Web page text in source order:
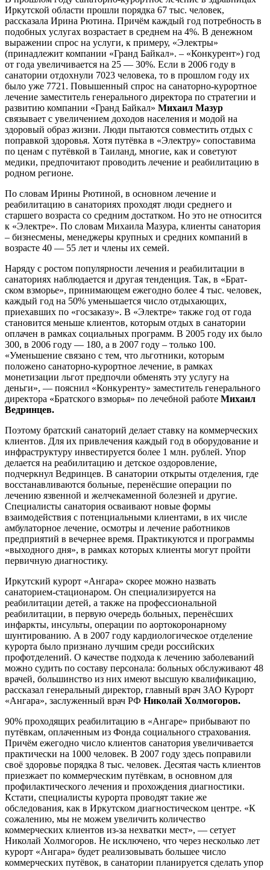
Иркутской области прошли порядка 67 тыс. человек,
рассказала Ирина Рютина. Причём каждый год потребность в
подобных услугах возрастает в среднем на 4%. В денежном
выражении спрос на услуги, к примеру, «Электры»
(принадлежит компании «Гранд Байкал». – «Конкурент») год
от года увеличивается на 25 — 30%. Если в 2006 году в
санатории отдохнули 7023 человека, то в прошлом году их
было уже 7721. Повышенный спрос на санаторно-курортное
лечение заместитель генерального директора по стратегии и
развитию компании «Гранд Байкал» Михаил Мазур
связывает с увеличением доходов населения и модой на
здоровый образ жизни. Люди пытаются совместить отдых с
поправкой здоровья. Хотя путёвка в «Электру» сопоставима
по ценам с путёвкой в Таиланд, многие, как и советуют
медики, предпочитают проводить лечение и реабилитацию в
родном регионе.
По словам Ирины Рютиной, в основном лечение и
реабилитацию в санаториях проходят люди среднего и
старшего возраста со средним достатком. Но это не относится
к «Электре». По словам Михаила Мазура, клиенты санатория
– бизнесмены, менеджеры крупных и средних компаний в
возрасте 40 — 55 лет и члены их семей.
Наряду с ростом популярности лечения и реабилитации в
санаториях наблюдается и другая тенденция. Так, в «Брат-
ском взморье», принимающем ежегодно более 4 тыс. человек,
каждый год на 50% уменьшается число отдыхающих,
приехавших по «госзаказу». В «Электре» также год от года
становится меньше клиентов, которым отдых в санатории
оплачен в рамках социальных программ. В 2005 году их было
300, в 2006 году — 180, а в 2007 году – только 100.
«Уменьшение связано с тем, что льготники, которым
положено санаторно-курортное лечение, в рамках
монетизации льгот предпочли обменять эту услугу на
деньги», — пояснил «Конкуренту» заместитель генерального
директора «Братского взморья» по лечебной работе Михаил
Ведринцев.
Поэтому братский санаторий делает ставку на коммерческих
клиентов. Для их привлечения каждый год в оборудование и
инфраструктуру инвестируется более 1 млн. рублей. Упор
делается на реабилитацию и детское оздоровление,
подчеркнул Ведринцев. В санатории открыты отделения, где
восстанавливаются больные, перенёсшие операции по
лечению язвенной и желчекаменной болезней и другие.
Специалисты санатория осваивают новые формы
взаимодействия с потенциальными клиентами, в их числе
амбулаторное лечение, осмотры и лечение работников
предприятий в вечернее время. Практикуются и программы
«выходного дня», в рамках которых клиенты могут пройти
первичную диагностику.
Иркутский курорт «Ангара» скорее можно назвать
санаторием-стационаром. Он специализируется на
реабилитации детей, а также на профессиональной
реабилитации, в первую очередь больных, перенёсших
инфаркты, инсульты, операции по аортокоронарному
шунтированию. А в 2007 году кардиологическое отделение
курорта было признано лучшим среди российских
профотделений. О качестве подхода к лечению заболеваний
можно судить по составу персонала: больных обслуживают 48
врачей, большинство из них имеют высшую квалификацию,
рассказал генеральный директор, главный врач ЗАО Курорт
«Ангара», заслуженный врач РФ Николай Холмогоров.
90% проходящих реабилитацию в «Ангаре» прибывают по
путёвкам, оплаченным из Фонда социального страхования.
Причём ежегодно число клиентов санатория увеличивается
практически на 1000 человек. В 2007 году здесь поправили
своё здоровье порядка 8 тыс. человек. Десятая часть клиентов
приезжает по коммерческим путёвкам, в основном для
профилактического лечения и прохождения диагностики.
Кстати, специалисты курорта проводят такие же
обследования, как в Иркутском диагностическом центре. «К
сожалению, мы не можем увеличить количество
коммерческих клиентов из-за нехватки мест», — сетует
Николай Холмогоров. Не исключено, что через несколько лет
курорт «Ангара» будет реализовывать большее число
коммерческих путёвок, в санатории планируется сделать упор